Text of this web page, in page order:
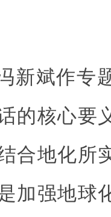
新斌作专
的核心要
合地化所
加强地球